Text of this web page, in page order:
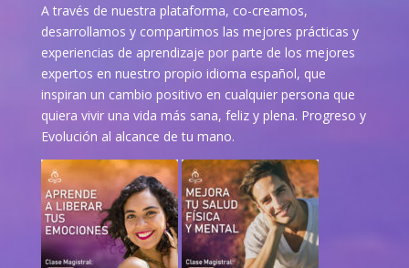
A través de nuestra plataforma, co-creamos,
desarrollamos y compartimos las mejores prácticas y
experiencias de aprendizaje por parte de los mejores
expertos en nuestro propio idioma español, que
inspiran un cambio positivo en cualquier persona que
quiera vivir una vida más sana, feliz y plena. Progreso y
Evolución al alcance de tu mano.